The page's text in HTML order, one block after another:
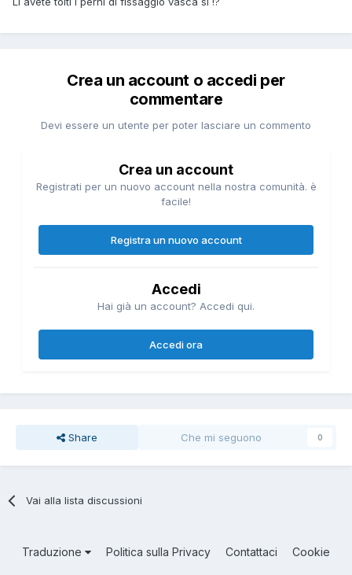
Crea un account o accedi per
commentare
Devi essere un utente per poter lasciare un commento
Crea un account
Registrati per un nuovo account nella nostra comunità. è
facile!
Registra un nuovo account
Accedi
Hai già un account? Accedi qui.
Accedi ora
Share Che mi seguono 0
Vai alla lista discussioni
Traduzione Politica sulla Privacy Contattaci Cookie